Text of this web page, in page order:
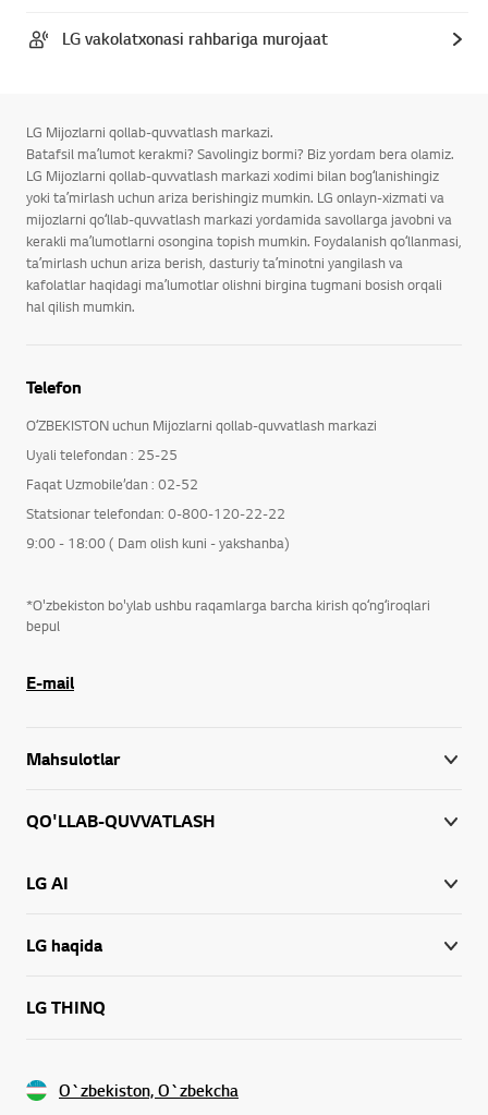
LG vakolatxonasi rahbariga murojaat
LG Mijozlarni qollab-quvvatlash markazi.
Batafsil maʼlumot kerakmi? Savolingiz bormi? Biz yordam bera olamiz.
LG Mijozlarni qollab-quvvatlash markazi xodimi bilan bogʻlanishingiz
yoki taʼmirlash uchun ariza berishingiz mumkin. LG onlayn-xizmati va
mijozlarni qoʻllab-quvvatlash markazi yordamida savollarga javobni va
kerakli maʼlumotlarni osongina topish mumkin. Foydalanish qoʻllanmasi,
taʼmirlash uchun ariza berish, dasturiy taʼminotni yangilash va
kafolatlar haqidagi maʼlumotlar olishni birgina tugmani bosish orqali
hal qilish mumkin.
Telefon
OʻZBEKISTON uchun Mijozlarni qollab-quvvatlash markazi
Uyali telefondan : 25-25
Faqat Uzmobile’dan : 02-52
Statsionar telefondan: 0-800-120-22-22
9:00 - 18:00 ( Dam olish kuni - yakshanba)
*O'zbekiston bo'ylab ushbu raqamlarga barcha kirish qoʻngʻiroqlari
bepul
E-mail
Mahsulotlar
QO'LLAB-QUVVATLASH
LG AI
LG haqida
LG THINQ
O`zbekiston, O`zbekcha